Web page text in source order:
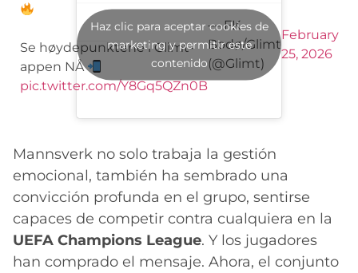
Se høydepunktene i Glimt-
appen NÅ
pic.twitter.com/Y8Gq5QZn0B
— FK
Bodø/Glimt
(@Glimt)
February
25, 2026
Haz clic para aceptar cookies de
marketing y permitir este
contenido
Mannsverk no solo trabaja la gestión
emocional, también ha sembrado una
convicción profunda en el grupo, sentirse
capaces de competir contra cualquiera en la
UEFA Champions League. Y los jugadores
han comprado el mensaje. Ahora, el conjunto